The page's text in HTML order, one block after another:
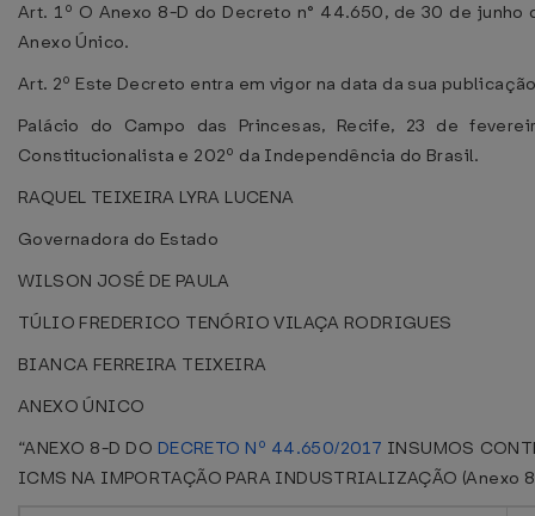
Art. 1º O Anexo 8-D do Decreto n° 44.650, de 30 de
Anexo Único.
Art. 2º Este Decreto entra em vigor na data da sua
Palácio do Campo das Princesas, Recife, 23 de
Constitucionalista e 202º da Independência do Brasil.
RAQUEL TEIXEIRA LYRA LUCENA
Governadora do Estado
WILSON JOSÉ DE PAULA
TÚLIO FREDERICO TENÓRIO VILAÇA RODRIGUES
BIANCA FERREIRA TEIXEIRA
ANEXO ÚNICO
“ANEXO 8-D DO DECRETO Nº 44.650/2017 INSUMOS
ICMS NA IMPORTAÇÃO PARA INDUSTRIALIZAÇÃO (Anexo